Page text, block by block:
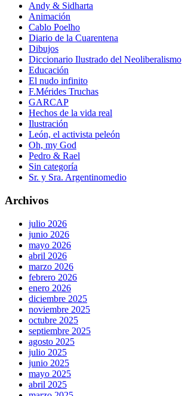
Andy & Sidharta
Animación
Cablo Poelho
Diario de la Cuarentena
Dibujos
Diccionario Ilustrado del Neoliberalismo
Educación
El nudo infinito
F.Mérides Truchas
GARCAP
Hechos de la vida real
Ilustración
León, el activista peleón
Oh, my God
Pedro & Rael
Sin categoría
Sr. y Sra. Argentinomedio
Archivos
julio 2026
junio 2026
mayo 2026
abril 2026
marzo 2026
febrero 2026
enero 2026
diciembre 2025
noviembre 2025
octubre 2025
septiembre 2025
agosto 2025
julio 2025
junio 2025
mayo 2025
abril 2025